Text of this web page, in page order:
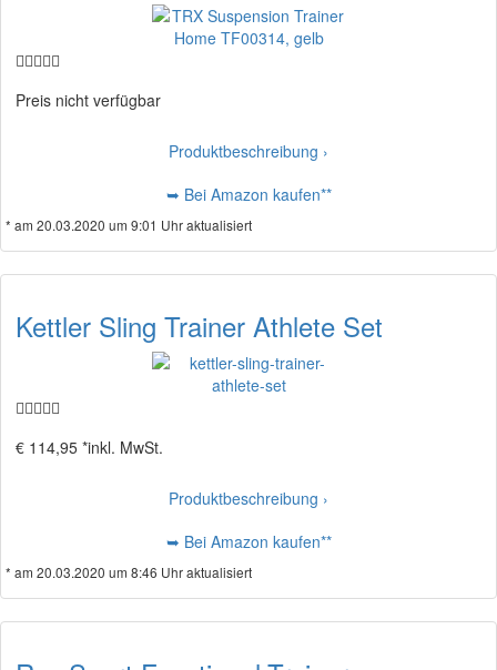
Preis nicht verfügbar
Produktbeschreibung ›
➥ Bei Amazon kaufen**
* am 20.03.2020 um 9:01 Uhr aktualisiert
Kettler Sling Trainer Athlete Set
€ 114,95 *inkl. MwSt.
Produktbeschreibung ›
➥ Bei Amazon kaufen**
* am 20.03.2020 um 8:46 Uhr aktualisiert